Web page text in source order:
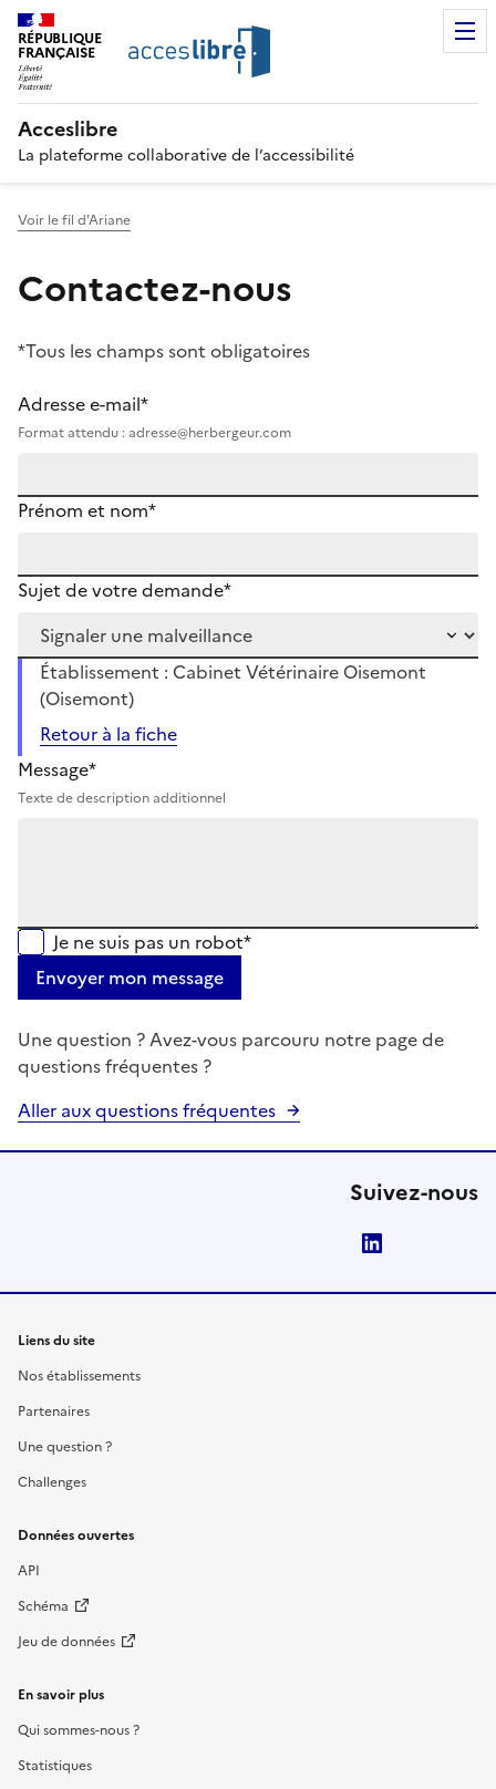
RÉPUBLIQUE
FRANÇAISE
Acceslibre
La plateforme collaborative de l’accessibilité
Voir le fil d'Ariane
Contactez-nous
*Tous les champs sont obligatoires
Adresse e-mail*
Format attendu : adresse@herbergeur.com
Prénom et nom*
Sujet de votre demande*
Établissement : Cabinet Vétérinaire Oisemont
(Oisemont)
Retour à la fiche
Message*
Texte de description additionnel
Je ne suis pas un robot*
Envoyer mon message
Une question ? Avez-vous parcouru notre page de
questions fréquentes ?
Aller aux questions fréquentes
Suivez-nous
Liens du site
Nos établissements
Partenaires
Une question ?
Challenges
Données ouvertes
API
Schéma
Jeu de données
En savoir plus
Qui sommes-nous ?
Statistiques